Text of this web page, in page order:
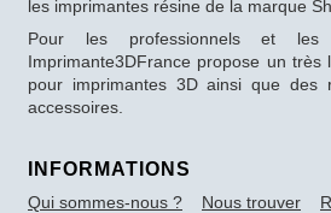
les imprimantes résine de la marque
Pour les professionnels et les
Imprimante3DFrance propose un très
pour imprimantes 3D ainsi que des
accessoires.
INFORMATIONS
Qui sommes-nous ? Nous trouver